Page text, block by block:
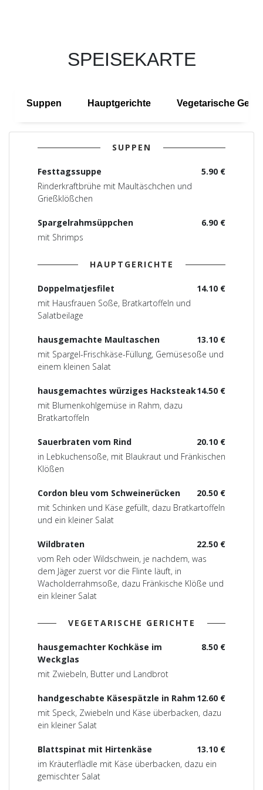
SPEISEKARTE
Suppen Hauptgerichte Vegetarische
SUPPEN
5.90 €
Festtagssuppe
Rinderkraftbrühe mit Maultäschchen und
Grießklößchen
6.90 €
Spargelrahmsüppchen
mit Shrimps
HAUPTGERICHTE
14.10 €
Doppelmatjesfilet
mit Hausfrauen Soße, Bratkartoffeln und
Salatbeilage
13.10 €
hausgemachte Maultaschen
mit Spargel-Frischkäse-Füllung, Gemüsesoße und
einem kleinen Salat
14.50 €
hausgemachtes würziges Hacksteak
mit Blumenkohlgemüse in Rahm, dazu
Bratkartoffeln
20.10 €
Sauerbraten vom Rind
in Lebkuchensoße, mit Blaukraut und Fränkischen
Klößen
20.50 €
Cordon bleu vom Schweinerücken
mit Schinken und Käse gefüllt, dazu Bratkartoffeln
und ein kleiner Salat
22.50 €
Wildbraten
vom Reh oder Wildschwein, je nachdem, was
dem Jäger zuerst vor die Flinte läuft, in
Wacholderrahmsoße, dazu Fränkische Klöße und
ein kleiner Salat
VEGETARISCHE GERICHTE
8.50 €
hausgemachter Kochkäse im
Weckglas
mit Zwiebeln, Butter und Landbrot
12.60 €
handgeschabte Käsespätzle in Rahm
mit Speck, Zwiebeln und Käse überbacken, dazu
ein kleiner Salat
13.10 €
Blattspinat mit Hirtenkäse
im Kräuterflädle mit Käse überbacken, dazu ein
gemischter Salat